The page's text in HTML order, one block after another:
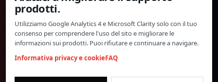
globale diretto.
© 2026 Toway Technology (Shanghai) Co., Ltd. Tutti i diritti riservati.
Privacy e cookieFAQImpostazioni cookie
RIVENDITORI
prodotti.
Utilizziamo Google Analytics 4 e Microsoft Clarity solo con il tuo
consenso per comprendere l'uso del sito e migliorare le
informazioni sui prodotti. Puoi rifiutare e continuare a navigare.
Informativa privacy e cookieFAQ